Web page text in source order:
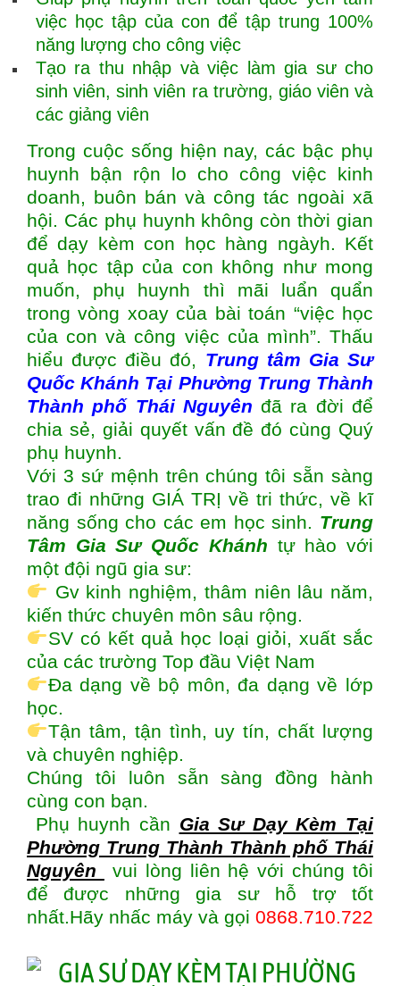
việc học tập của con để tập trung 100%
năng lượng cho công việc
Tạo ra thu nhập và việc làm gia sư cho
sinh viên, sinh viên ra trường, giáo viên và
các giảng viên
Trong cuộc sống hiện nay, các bậc phụ
huynh bận rộn lo cho công việc kinh
doanh, buôn bán và công tác ngoài xã
hội. Các phụ huynh không còn thời gian
để dạy kèm con học hàng ngàyh. Kết
quả học tập của con không như mong
muốn, phụ huynh thì mãi luẩn quẩn
trong vòng xoay của bài toán “việc học
của con và công việc của mình”. Thấu
hiểu được điều đó, Trung tâm Gia Sư
Quốc Khánh Tại Phường Trung Thành
Thành phố Thái Nguyên đã ra đời để
chia sẻ, giải quyết vấn đề đó cùng Quý
phụ huynh.
Với 3 sứ mệnh trên chúng tôi sẵn sàng
trao đi những GIÁ TRỊ về tri thức, về kĩ
năng sống cho các em học sinh. Trung
Tâm Gia Sư Quốc Khánh tự hào với
một đội ngũ gia sư:
Gv kinh nghiệm, thâm niên lâu năm,
kiến thức chuyên môn sâu rộng.
SV có kết quả học loại giỏi, xuất sắc
của các trường Top đầu Việt Nam
Đa dạng về bộ môn, đa dạng về lớp
học.
Tận tâm, tận tình, uy tín, chất lượng
và chuyên nghiệp.
Chúng tôi luôn sẵn sàng đồng hành
cùng con bạn.
Phụ huynh cần Gia Sư Dạy Kèm Tại
Phường Trung Thành Thành phố Thái
Nguyên
vui lòng liên hệ với chúng tôi
để được những gia sư hỗ trợ tốt
nhất.Hãy nhấc máy và gọi 0868.710.722